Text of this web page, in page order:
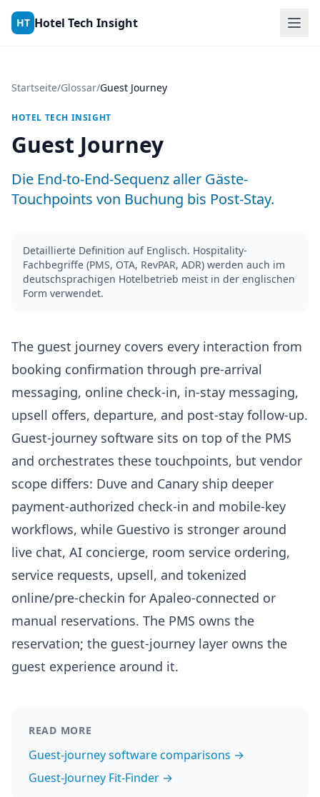
Skip to content
HT Hotel Tech Insight
Startseite/Glossar/Guest Journey
HOTEL TECH INSIGHT
Guest Journey
Die End-to-End-Sequenz aller Gäste-
Touchpoints von Buchung bis Post-Stay.
Detaillierte Definition auf Englisch. Hospitality-
Fachbegriffe (PMS, OTA, RevPAR, ADR) werden auch im
deutschsprachigen Hotelbetrieb meist in der englischen
Form verwendet.
The guest journey covers every interaction from
booking confirmation through pre-arrival
messaging, online check-in, in-stay messaging,
upsell offers, departure, and post-stay follow-up.
Guest-journey software sits on top of the PMS
and orchestrates these touchpoints, but vendor
scope differs: Duve and Canary ship deeper
payment-authorized check-in and mobile-key
workflows, while Guestivo is stronger around
live chat, AI concierge, room service ordering,
service requests, upsell, and tokenized
online/pre-checkin for Apaleo-connected or
manual reservations. The PMS owns the
reservation; the guest-journey layer owns the
guest experience around it.
READ MORE
Guest-journey software comparisons →
Guest-Journey Fit-Finder →